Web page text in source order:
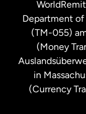
Department of
(TM-055)
(Money
in
(Currency